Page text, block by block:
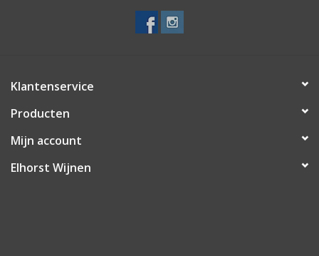
Klantenservice
Producten
Mijn account
Elhorst Wijnen